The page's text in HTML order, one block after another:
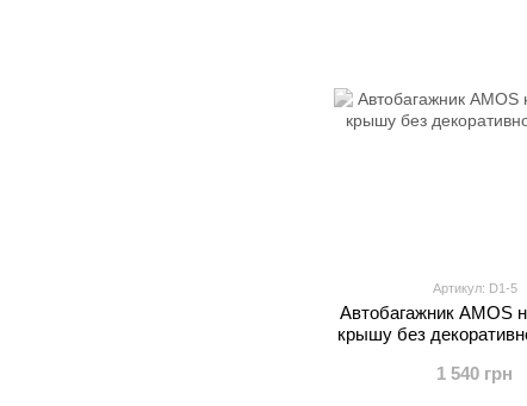
Артикул: D1-5
Автобагажник AMOS
крышу без
1 540 грн